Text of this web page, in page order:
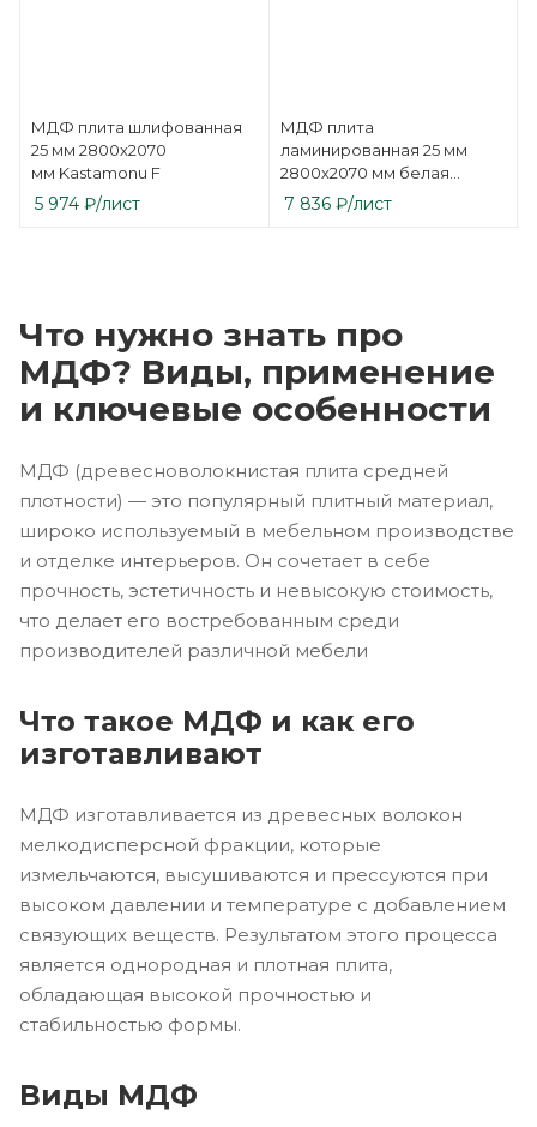
МДФ плита шлифованная
25 мм 2800х2070
мм Kastamonu F
5 974 ₽/лист
МДФ плита
ламинированная 25 мм
2800х2070 мм белая
односторонняя
Kastamonu F
7 836₽/лист
Что нужно знать про
МДФ? Виды, применение
и ключевые особенности
МДФ (древесноволокнистая плита средней
плотности) — это популярный плитный материал,
широко используемый в мебельном производстве
и отделке интерьеров. Он сочетает в себе
прочность, эстетичность и невысокую стоимость,
что делает его востребованным среди
производителей различной мебели
Что такое МДФ и как его
изготавливают
МДФ изготавливается из древесных волокон
мелкодисперсной фракции, которые
измельчаются, высушиваются и прессуются при
высоком давлении и температуре с добавлением
связующих веществ. Результатом этого процесса
является однородная и плотная плита,
обладающая высокой прочностью и
стабильностью формы.
Виды МДФ